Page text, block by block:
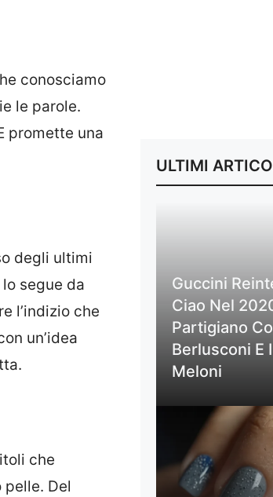
conosciamo
le parole.
promette una
degli ultimi
segue da
l’indizio che
un’idea
che
pelle. Del
ULTIMI
Guccini
Ciao Nel
Partigiano
Berlusconi E
Meloni